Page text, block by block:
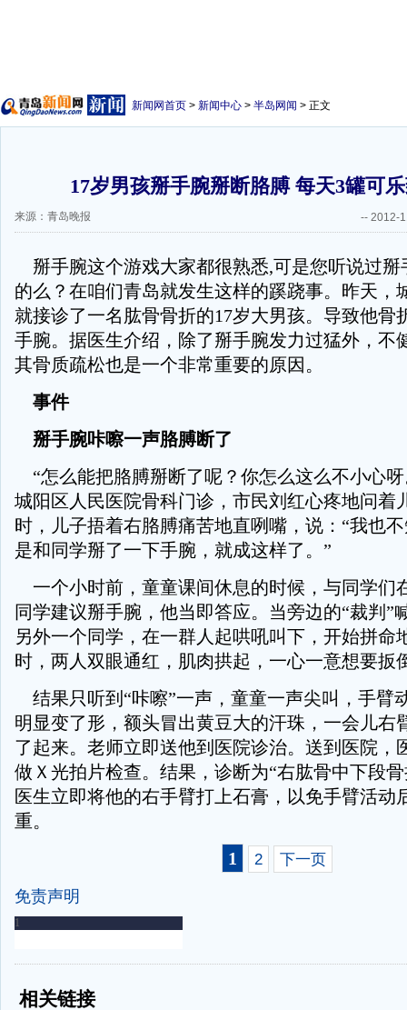
新闻网首页 > 新闻中心 > 半岛网闻 > 正文
17岁男孩掰手腕掰断胳膊 每天3罐可
来源：青岛晚报 -- 2012-
掰手腕这个游戏大家都很熟悉,可是您听说过掰
的么？在咱们青岛就发生这样的蹊跷事。昨天，
就接诊了一名肱骨骨折的17岁大男孩。导致他骨
手腕。据医生介绍，除了掰手腕发力过猛外，不
其骨质疏松也是一个非常重要的原因。
事件
掰手腕咔嚓一声胳膊断了
“怎么能把胳膊掰断了呢？你怎么这么不小心
城阳区人民医院骨科门诊，市民刘红心疼地问着
时，儿子捂着右胳膊痛苦地直咧嘴，说：“我也
是和同学掰了一下手腕，就成这样了。”
一个小时前，童童课间休息的时候，与同学们
同学建议掰手腕，他当即答应。当旁边的“裁判”
另外一个同学，在一群人起哄吼叫下，开始拼命
时，两人双眼通红，肌肉拱起，一心一意想要扳
结果只听到“咔嚓”一声，童童一声尖叫，手臂
明显变了形，额头冒出黄豆大的汗珠，一会儿右
了起来。老师立即送他到医院诊治。送到医院，
做Ｘ光拍片检查。结果，诊断为“右肱骨中下段
医生立即将他的右手臂打上石膏，以免手臂活动
重。
1
2 下一页
免责声明
-
相关链接